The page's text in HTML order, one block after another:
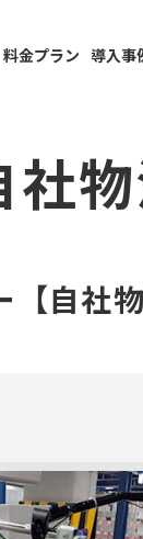
料金プラン 導入事
物
自社物